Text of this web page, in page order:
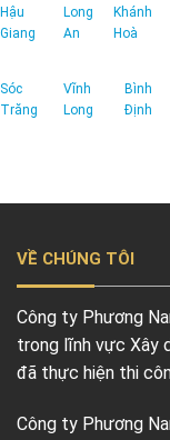
Hậu
Giang
Long
An
Khánh
Hoà
Sóc
Trăng
Vĩnh
Long
Bình
Định
VỀ CHÚNG TÔI
Công ty Phương
trong lĩnh vực Xây
đã thực hiện thi
Công ty Phương